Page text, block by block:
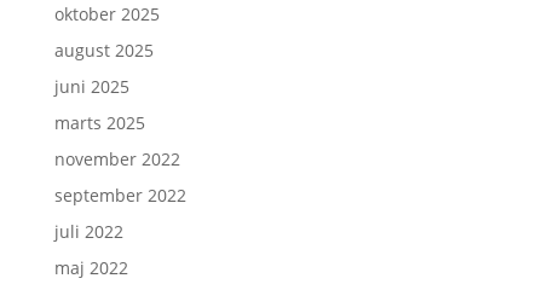
oktober 2025
august 2025
juni 2025
marts 2025
november 2022
september 2022
juli 2022
maj 2022